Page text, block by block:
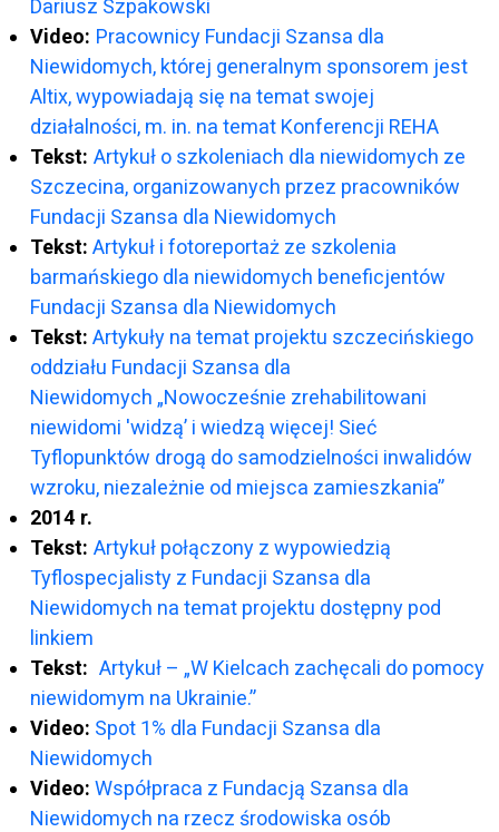
Dariusz Szpakowski
Video: Pracownicy Fundacji Szansa dla
Niewidomych, której generalnym sponsorem jest
Altix, wypowiadają się na temat swojej
działalności, m. in. na temat Konferencji REHA
Tekst: Artykuł o szkoleniach dla niewidomych ze
Szczecina, organizowanych przez pracowników
Fundacji Szansa dla Niewidomych
Tekst: Artykuł i fotoreportaż ze szkolenia
barmańskiego dla niewidomych beneficjentów
Fundacji Szansa dla Niewidomych
Tekst: Artykuły na temat projektu szczecińskiego
oddziału Fundacji Szansa dla
Niewidomych „Nowocześnie zrehabilitowani
niewidomi 'widzą’ i wiedzą więcej! Sieć
Tyflopunktów drogą do samodzielności inwalidów
wzroku, niezależnie od miejsca zamieszkania”
2014 r.
Tekst: Artykuł połączony z wypowiedzią
Tyflospecjalisty z Fundacji Szansa dla
Niewidomych na temat projektu dostępny pod
linkiem
Tekst: Artykuł – „W Kielcach zachęcali do pomocy
niewidomym na Ukrainie.”
Video: Spot 1% dla Fundacji Szansa dla
Niewidomych
Video: Współpraca z Fundacją Szansa dla
Niewidomych na rzecz środowiska osób